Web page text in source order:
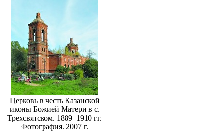
Церковь в честь Казанской
иконы Божией Матери в с.
Трехсвятском. 1889–1910 гг.
Фотография. 2007 г.